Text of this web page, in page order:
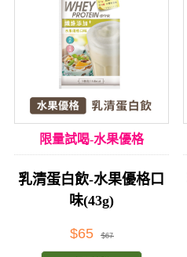
限量試喝-水果優格
乳清蛋白飲-水果優格口
味(43g)
$65 $67